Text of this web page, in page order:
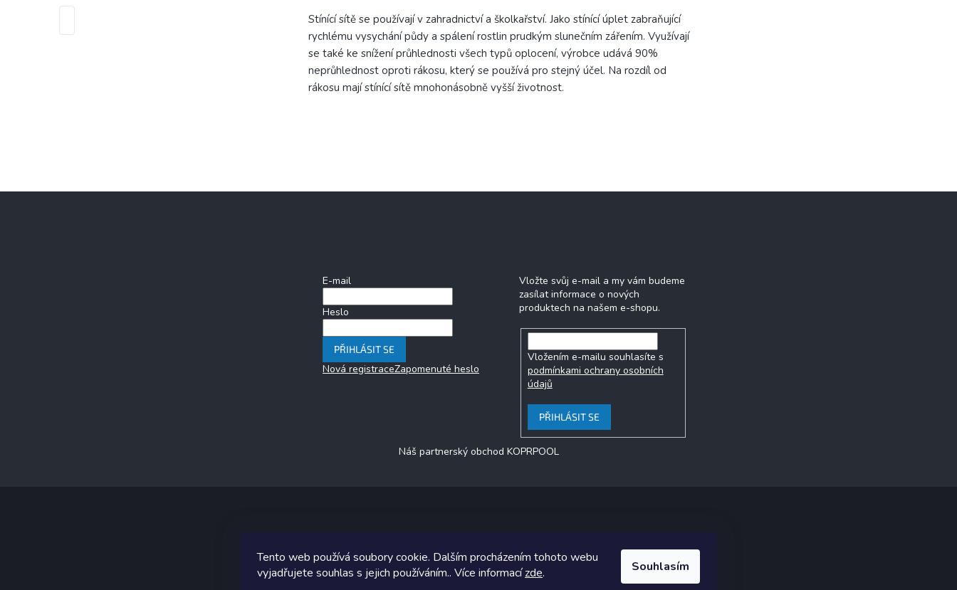
Tento web používá soubory cookie. Dalším procházením tohoto webu
vyjadřujete souhlas s jejich používáním.. Více informacízde. Souhlasím
Stínící sítě se používají v zahradnictví a školkařství. Jako stínící úplet zabraňující
rychlému vysychání půdy a spálení rostlin prudkým slunečním zářením. Využívají
se také ke snížení průhlednosti všech typů oplocení, výrobce udává 90%
neprůhlednost oproti rákosu, který se používá pro stejný účel. Na rozdíl od
rákosu mají stínící sítě mnohonásobně vyšší životnost.
E-mail
Heslo
PŘIHLÁSIT SE
Nová registraceZapomenuté heslo
Vložte svůj e-mail a my vám budeme
zasílat informace o nových
produktech na našem e-shopu.
Vložením e-mailu souhlasíte s
podmínkami ochrany osobních
údajů
PŘIHLÁSIT SE
Náš partnerský obchod KOPRPOOL
Grafický návrh vytvořil a na Shoptet implementoval Tomáš Hlad&